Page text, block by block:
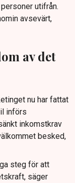
utifrån.
avsevärt,
av det
nu har fattat
införs
inkomstkrav
besked,
steg för att
säger